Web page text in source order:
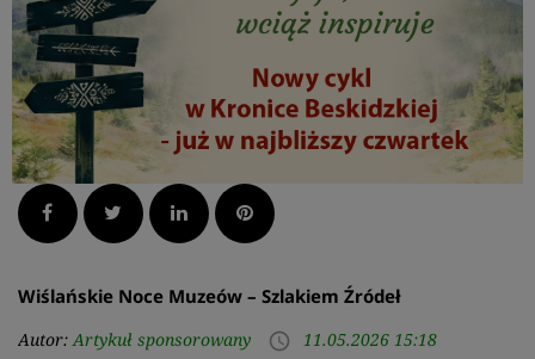
Facebook Twitter LinkedInPinterest
Wiślańskie Noce Muzeów – Szlakiem Źródeł
Autor:Artykuł sponsorowany access_time 11.05.2026 15:18